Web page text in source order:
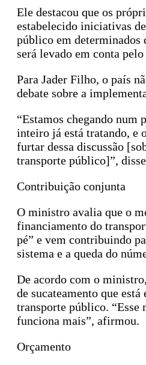
Ele destacou que os
estabelecido iniciativas
público em determinados
será levado em conta
Para Jader Filho, o país
debate sobre a
“Estamos chegando num
inteiro já está tratando, e
furtar dessa discussão
transporte público]”,
Contribuição conjunta
O ministro avalia que o
financiamento do
pé” e vem contribuindo
sistema e a queda do
De acordo com o
de sucateamento que
transporte público. “Esse
funciona mais”, afirmou.
Orçamento